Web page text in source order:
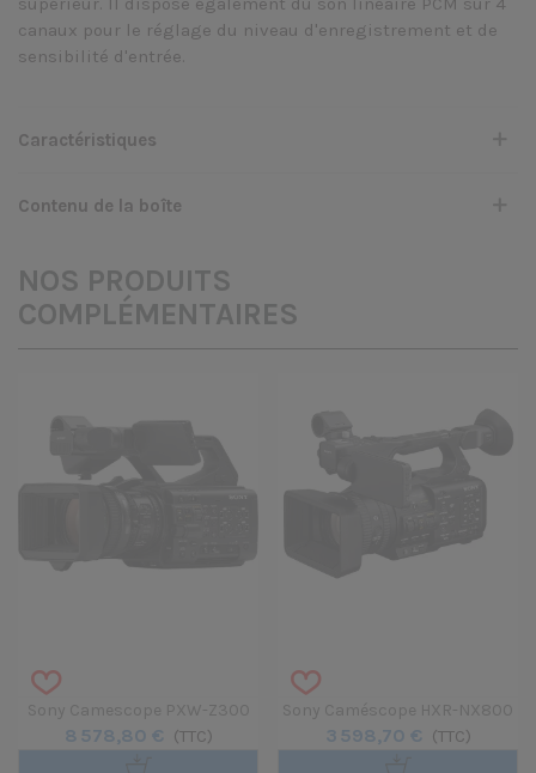
canaux pour le réglage du niveau d'enregistrement et de
sensibilité d'entrée.
Caractéristiques
Contenu de la boîte
NOS PRODUITS
COMPLÉMENTAIRES
8 578,80 € (TTC) 3 598,70 € (TTC)